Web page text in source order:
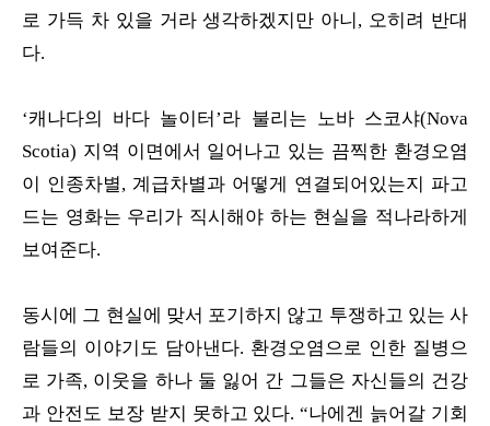
로 가득 차 있을 거라 생각하겠지만 아니, 오히려 반대
다.
‘캐나다의 바다 놀이터’라 불리는 노바 스코샤(Nova
Scotia) 지역 이면에서 일어나고 있는 끔찍한 환경오염
이 인종차별, 계급차별과 어떻게 연결되어있는지 파고
드는 영화는 우리가 직시해야 하는 현실을 적나라하게
보여준다.
동시에 그 현실에 맞서 포기하지 않고 투쟁하고 있는 사
람들의 이야기도 담아낸다. 환경오염으로 인한 질병으
로 가족, 이웃을 하나 둘 잃어 간 그들은 자신들의 건강
과 안전도 보장 받지 못하고 있다. “나에겐 늙어갈 기회